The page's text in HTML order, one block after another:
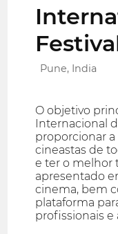
Pune, India
O objetivo
Internacional
proporcionar
cineastas de
e ter o melhor
apresentado
cinema, bem
plataforma
profissionais e